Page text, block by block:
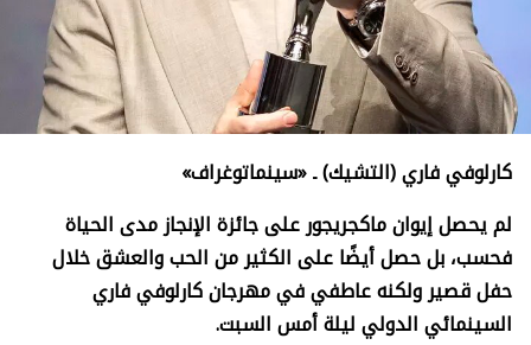
كارلوفي فاري (التشيك) ـ «سينماتوغراف»
لم يحصل إيوان ماكجريجور على جائزة الإنجاز مدى الحياة
فحسب، بل حصل أيضًا على الكثير من الحب والعشق خلال
حفل قصير ولكنه عاطفي في مهرجان كارلوفي فاري
السينمائي الدولي ليلة أمس السبت.